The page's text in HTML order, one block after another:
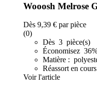
Wooosh Melrose
Dès 9,39 € par pièce
(0)
Dès 3 pièce(s)
Économisez
Matière :
Réassort en cours
Voir l'article